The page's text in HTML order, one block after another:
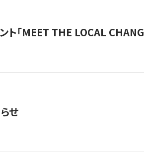
ト「MEET THE LOCAL
せ